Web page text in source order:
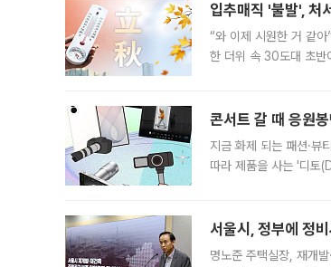
입추매직 '불발', 처
“와 이제 시원한 거 같
한 더위 속 30도대 초반
콘서트 갈 때 응원
지금 화제 되는 패션·뷰
따라 제품을 사는 '디토
서울시, 정부에 정
명노준 주택실장, 재개